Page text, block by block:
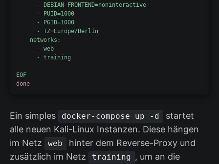
      - DEBIAN_FRONTEND=noninteractive
      - PUID=1000
      - PGID=1000
      - TZ=Europe/Berlin
    networks:
      - web
      - training
EOF
done
Ein simples docker-compose up -d
startet
alle neuen Kali-Linux Instanzen. Diese hängen
im Netz
web
hinter dem Reverse-Proxy und
zusätzlich im Netz
training , um an die